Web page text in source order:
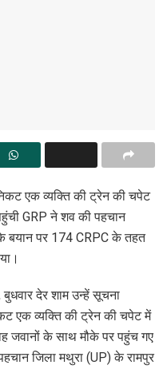
एक व्यक्ति की ट्रेन की चपेट
GRP ने शव की पहचान
बयान पर 174 CRPC के तहत
देर शाम उन्हें सूचना
एक व्यक्ति की ट्रेन की चपेट में
जवानों के साथ मौके पर पहुंच गए
जिला मथुरा (UP) के रामपुर